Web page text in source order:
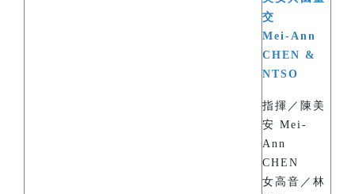
交
Mei-Ann
CHEN &
NTSO
指揮／陳美
安 Mei-
Ann
CHEN
女高音／林